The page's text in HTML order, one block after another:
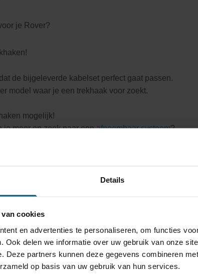
Details
cookies
en advertenties te personaliseren, om functies
Ook delen we informatie over uw gebruik van onze
Deze partners kunnen deze gegevens combineren
op basis van uw gebruik van hun services.
je Rover?
de bijgeleverde kabelset perfect gaat passen.
model waar je een trekhaak voor zoekt.
mogelijk!
je meer op zoek naar eenafneembaar systeem?
afhankelijk van je plannen en het gebruik.
Jaeger ben je er altijd zeker dat de originele
je past?